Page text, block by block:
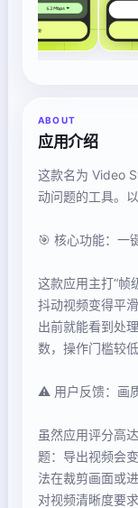
ABOUT
应用介绍
这款名为 Video
动问题的工具。
🎯 核心功能：一
这款应用主打“帧
抖动视频变得平
出前就能看到处
数，操作门槛较低
⚠️ 用户反馈：画
虽然应用评分高
题：导出视频会
法在裁剪画面或
对视频清晰度要